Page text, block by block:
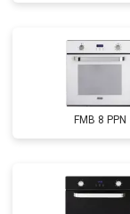
FMB 8 PPN